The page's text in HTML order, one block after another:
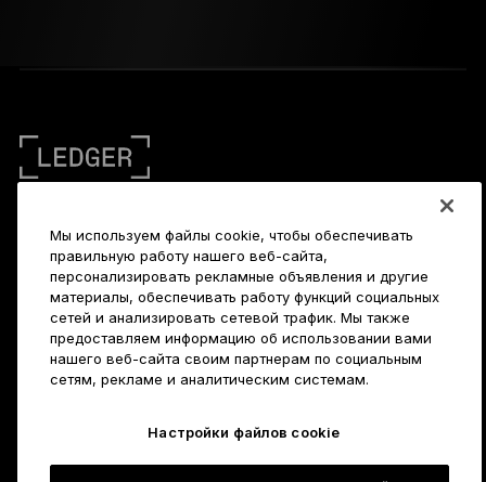
РУССКИЙ
ENGLISH
FRANÇAIS
Авторское право © Ledger SAS. Все права защищены. Ledger,
Ledger Stax, Ledger Flex, Ledger Nano, Ledger Nano S, Ledger
OS, Ledger Wallet, [LEDGER] (логотип) и [L] (логотип) —
Мы используем файлы cookie, чтобы обеспечивать
правильную работу нашего веб-сайта,
персонализировать рекламные объявления и другие
материалы, обеспечивать работу функций социальных
сетей и анализировать сетевой трафик. Мы также
предоставляем информацию об использовании вами
нашего веб-сайта своим партнерам по социальным
сетям, рекламе и аналитическим системам.
Настройки файлов cookie